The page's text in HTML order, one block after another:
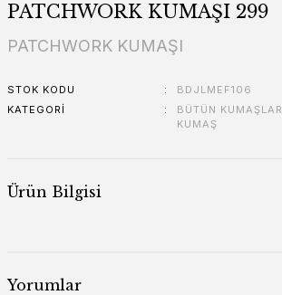
PATCHWORK KUMAŞI 299
PATCHWORK KUMAŞI
STOK KODU
BDJLMEF106
KATEGORI
BÜTÜN KUMAŞLAR
KUMAŞ
Ürün Bilgisi
Yorumlar